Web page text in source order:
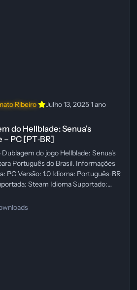
Ribeiro Julho 13, 20251 ano
do Hellblade: Senua's
– PC [PT‑BR]
do jogo Hellblade: Senua's
Português do Brasil. Informações
PC Versão: 1.0 Idioma: Português‑BR
Steam Idioma Suportado:
26/01/2025 Tamanho: 110 MB
Central de Traduções